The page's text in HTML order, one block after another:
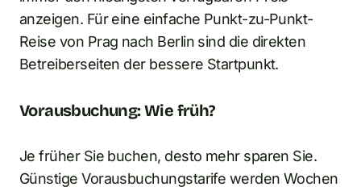
anzeigen. Für eine einfache Punkt-zu-Punkt-
Reise von Prag nach Berlin sind die direkten
Betreiberseiten der bessere Startpunkt.
Vorausbuchung: Wie früh?
Je früher Sie buchen, desto mehr sparen Sie.
Günstige Vorausbuchungstarife werden Wochen